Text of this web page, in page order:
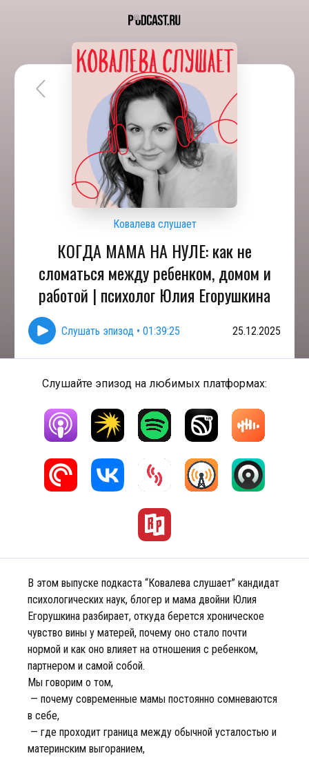
Ковалева слушает
КОГДА МАМА НА НУЛЕ: как не
сломаться между ребенком, домом и
работой | психолог Юлия Егорушкина
Слушать эпизод • 01:39:25 25.12.2025
Слушайте эпизод на любимых платформах:
В этом выпуске подкаста “Ковалева слушает” кандидат
психологических наук, блогер и мама двойни Юлия
Егорушкина разбирает, откуда берется хроническое
чувство вины у матерей, почему оно стало почти
нормой и как оно влияет на отношения с ребенком,
партнером и самой собой.
Мы говорим о том,
— почему современные мамы постоянно сомневаются
в себе,
— где проходит граница между обычной усталостью и
материнским выгоранием,